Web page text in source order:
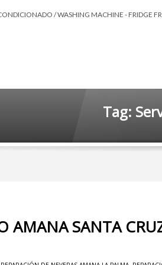
/ WASHING MACHINE - FRIDGE
Tag:
AMANA SANTA